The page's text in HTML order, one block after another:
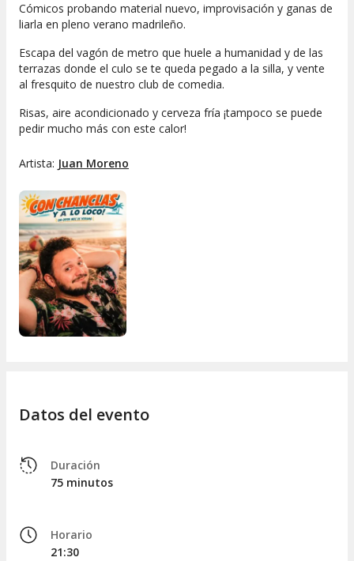
Cómicos probando material nuevo, improvisación y ganas de
liarla en pleno verano madrileño.
Escapa del vagón de metro que huele a humanidad y de las
terrazas donde el culo se te queda pegado a la silla, y vente
al fresquito de nuestro club de comedia.
Risas, aire acondicionado y cerveza fría ¡tampoco se puede
pedir mucho más con este calor!
Artista: Juan Moreno
Datos del evento
Duración
75 minutos
Horario
21:30